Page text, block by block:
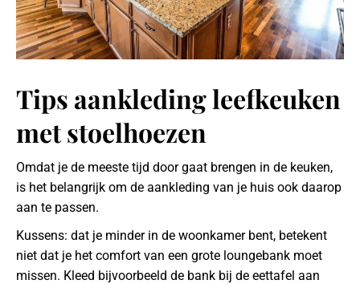
Tips aankleding leefkeuken
met stoelhoezen
Omdat je de meeste tijd door gaat brengen in de keuken,
is het belangrijk om de aankleding van je huis ook daarop
aan te passen.
Kussens: dat je minder in de woonkamer bent, betekent
niet dat je het comfort van een grote loungebank moet
missen. Kleed bijvoorbeeld de bank bij de eettafel aan